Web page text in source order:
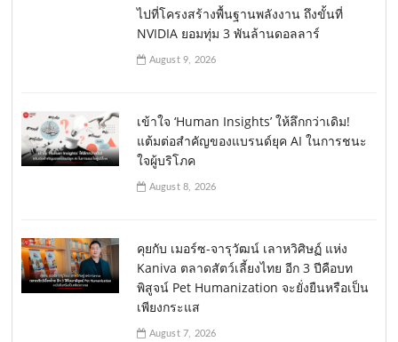
ไปที่โครงสร้างพื้นฐานพลังงาน ถึงขั้นที่
NVIDIA ยอมทุ่ม 3 พันล้านดอลลาร์
August 9, 2026
เข้าใจ ‘Human Insights’ ให้ลึกกว่าเดิม!
แต้มต่อสำคัญของแบรนด์ยุค AI ในการชนะ
ใจผู้บริโภค
August 8, 2026
คุยกับ เมอร์ซ-จารุวัฒน์ เลาหวิศิษฏ์ แห่ง
Kaniva ตลาดสัตว์เลี้ยงไทย อีก 3 ปีคือบท
พิสูจน์ Pet Humanization จะยั่งยืนหรือเป็น
เพียงกระแส
August 7, 2026